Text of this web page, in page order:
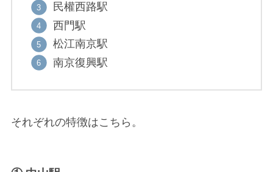
民權西路駅
西門駅
松江南京駅
南京復興駅
それぞれの特徴はこちら。